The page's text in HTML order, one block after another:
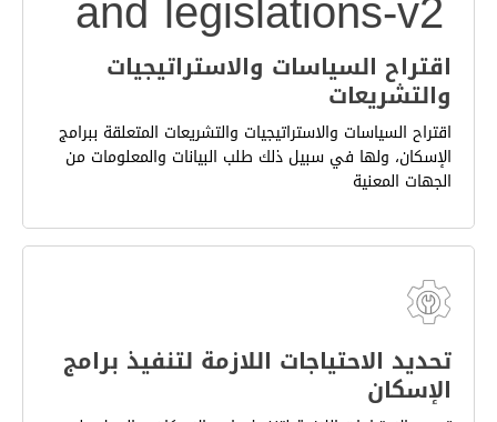
اقتراح السياسات والاستراتيجيات
والتشريعات
اقتراح السياسات والاستراتيجيات والتشريعات المتعلقة ببرامج
الإسكان، ولها في سبيل ذلك طلب البيانات والمعلومات من
الجهات المعنية
تحديد الاحتياجات اللازمة لتنفيذ برامج
الإسكان